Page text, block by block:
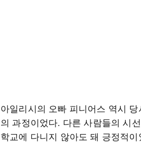
아일리시의 오빠 피니어스 역시
의 과정이었다. 다른 사람들의 시
학교에 다니지 않아도 돼 긍정적